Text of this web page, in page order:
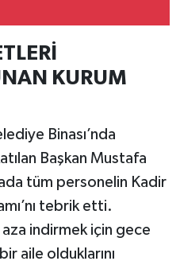
KURUM
Binası’nda
Başkan Mustafa
tüm personelin Kadir
tebrik etti.
aza indirmek için gece
aile olduklarını